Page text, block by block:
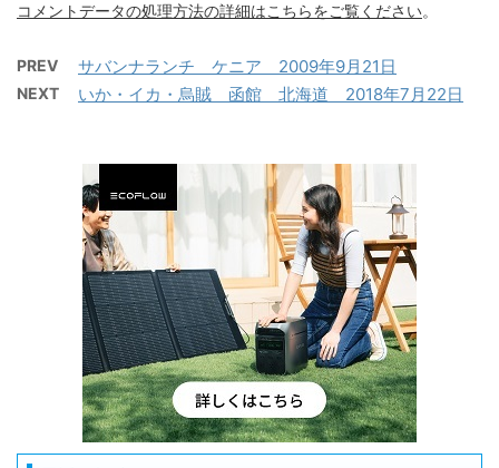
コメントデータの処理方法の詳細はこちらをご覧ください。
PREV サバンナランチ ケニア 2009年9月21日
NEXT いか・イカ・烏賊 函館 北海道 2018年7月22日